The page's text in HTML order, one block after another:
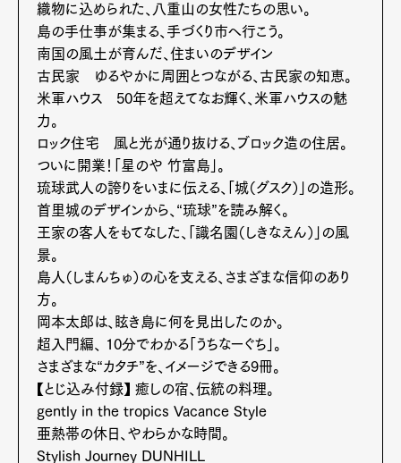
Art&DesignWatchFashion
Gourmet
織物に込められた、八重山の女性たちの思い。
島の手仕事が集まる、手づくり市へ行こう。
南国の風土が育んだ、住まいのデザイン
古民家 ゆるやかに周囲とつながる、古民家の知恵。
米軍ハウス 50年を超えてなお輝く、米軍ハウスの魅
力。
ロック住宅 風と光が通り抜ける、ブロック造の住居。
ついに開業！「星のや 竹富島」。
琉球武人の誇りをいまに伝える、「城（グスク）」の造形。
首里城のデザインから、“琉球”を読み解く。
王家の客人をもてなした、「識名園（しきなえん）」の風
景。
島人（しまんちゅ）の心を支える、さまざまな信仰のあり
方。
岡本太郎は、眩き島に何を見出したのか。
超入門編、 10分でわかる「うちなーぐち」。
さまざまな“カタチ”を、イメージできる9冊。
【とじ込み付録】 癒しの宿、伝統の料理。
gently in the tropics Vacance Style
亜熱帯の休日、やわらかな時間。
Stylish Journey DUNHILL